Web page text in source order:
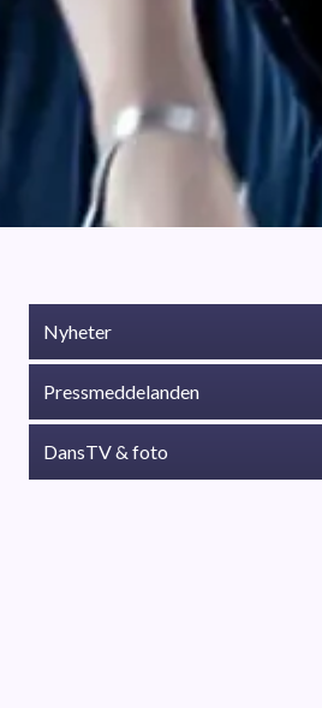
Nyheter
Pressmeddelanden
DansTV & foto